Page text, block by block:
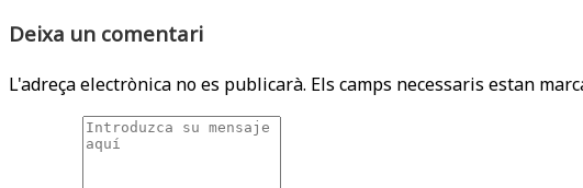
Deixa un comentari
L'adreça electrònica no es publicarà. Els camps necessaris estan